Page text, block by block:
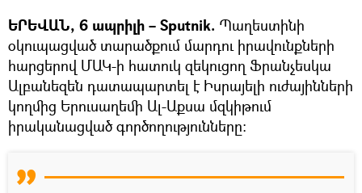
ԵՐԵՎԱՆ, 6 ապրիլի – Sputnik. Պաղեստինի
օկուպացված տարածքում մարդու իրավունքների
հարցերով ՄԱԿ-ի հատուկ զեկուցող Ֆրանչեսկա
Ալբանեզեն դատապարտել է Իսրայելի ուժայինների
կողմից Երուսաղեմի Ալ-Աքսա մզկիթում
իրականացված գործողությունները: